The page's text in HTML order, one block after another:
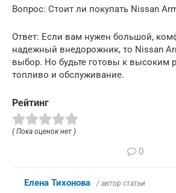
Вопрос: Стоит ли покупать Nissan
Ответ: Если вам нужен большой,
надежный внедорожник, то Nissan
выбор. Но будьте готовы к высоким
топливо и обслуживание.
Рейтинг
( Пока оценок нет )
0
Елена Тихонова / автор статьи